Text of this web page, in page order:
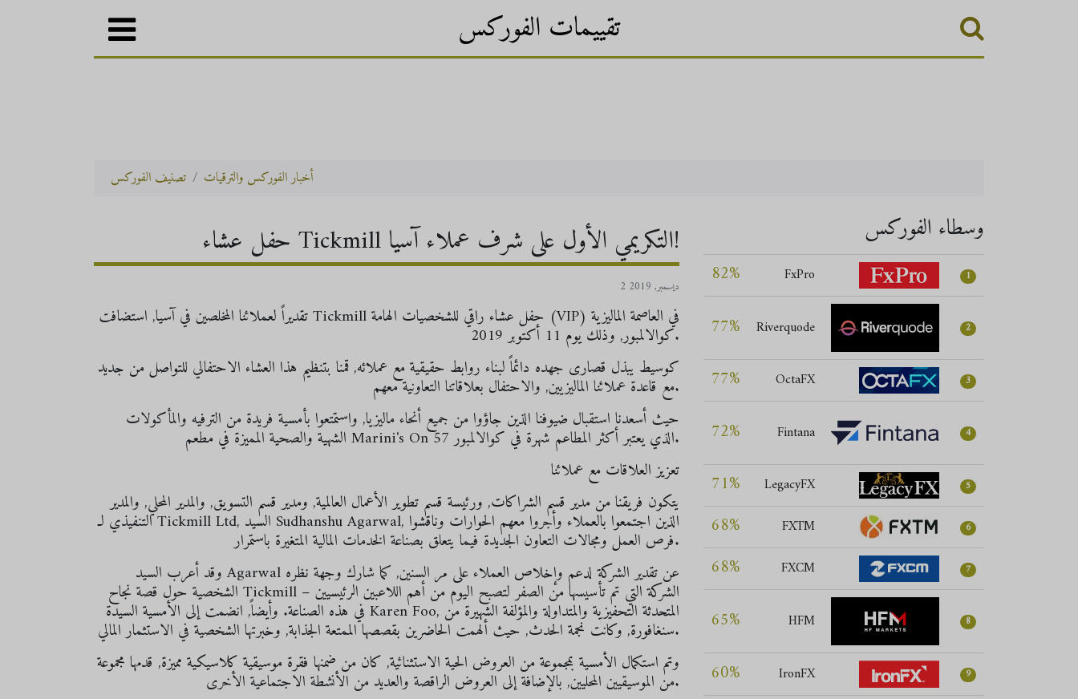
تقييمات الفوركس
تصنيف الفوركس أخبار الفوركس والترقيات
حفل عشاء Tickmill التكريمي الأول على شرف عملاء آسيا!
2 ديسمبر, 2019
تقديراً لعملائنا المخلصين في آسيا, استضافت Tickmill حفل عشاء راقي للشخصيات الهامة (VIP) في العاصمة الماليزية
كوالالمبور, وذلك يوم 11 أكتوبر 2019.
كوسيط يبذل قصارى جهده دائماً لبناء روابط حقيقية مع عملائه, قمنا بتنظيم هذا العشاء الاحتفالي للتواصل من جديد
مع قاعدة عملائنا الماليزيين, والاحتفال بعلاقاتنا التعاونية معهم.
حيث أسعدنا استقبال ضيوفنا الذين جاؤوا من جميع أنحاء ماليزيا, واستمتعوا بأمسية فريدة من الترفيه والمأكولات
الشهية والصحية المميزة في مطعم Marini's On 57 الذي يعتبر أكثر المطاعم شهرة في كوالالمبور.
تعزيز العلاقات مع عملائنا
يتكون فريقنا من مدير قسم الشراكات, ورئيسة قسم تطوير الأعمال العالمية, ومدير قسم التسويق, والمدير المحلي, والمدير
التنفيذي لـ Tickmill Ltd, السيد Sudhanshu Agarwal, الذين اجتمعوا بالعملاء وأجروا معهم الحوارات وناقشوا
فرص العمل ومجالات التعاون الجديدة فيما يتعلق بصناعة الخدمات المالية المتغيرة باستمرار.
وقد أعرب السيد Agarwal عن تقدير الشركة لدعم وإخلاص العملاء على مر السنين, كما شارك وجهة نظره
الشخصية حول قصة نجاح Tickmill – الشركة التي تم تأسيسها من الصفر لتصبح اليوم من أهم اللاعبين الرئيسيين
في هذه الصناعة. وأيضاً, انضمت إلى الأمسية السيدة Karen Foo, المتحدثة التحفيزية والمتداولة والمؤلفة الشهيرة من
سنغافورة, وكانت نجمة الحدث, حيث ألهمت الحاضرين بقصصها الممتعة الجذابة, وخبرتها الشخصية في الاستثمار المالي.
وتم استكمال الأمسية بمجموعة من العروض الحية الاستثنائية, كان من ضمنها فقرة موسيقية كلاسيكية مميزة, قدمها مجموعة
من الموسيقيين المحليين, بالإضافة إلى العروض الراقصة والعديد من الأنشطة الاجتماعية الأخرى.
وسطاء الفوركس
82% FxPro 1
77% Riverquode 2
77% OctaFX 3
72% Fintana 4
71% LegacyFX 5
68% FXTM 6
68% FXCM 7
65% HFM 8
60% IronFX 9